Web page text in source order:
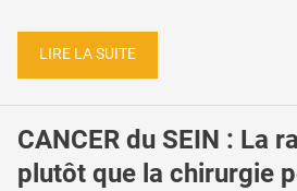
LIRE LA SUITE
CANCER du SEIN : La
plutôt que la chirurgie